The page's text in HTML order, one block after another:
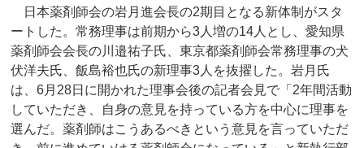
日本薬剤師会の岩月進会長の2期目となる新体制がスタ
ートした。常務理事は前期から3人増の14人とし、愛知県
薬剤師会会長の川邉祐子氏、東京都薬剤師会常務理事の犬
伏洋夫氏、飯島裕也氏の新理事3人を抜擢した。岩月氏
は、6月28日に開かれた理事会後の記者会見で「2年間活動
していただき、自身の意見を持っている方を中心に理事を
選んだ。薬剤師はこうあるべきという意見を言っていただ